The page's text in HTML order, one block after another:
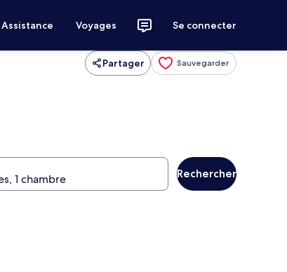
Assistance Voyages Se connecter
Partager Sauvegarder
Rechercher